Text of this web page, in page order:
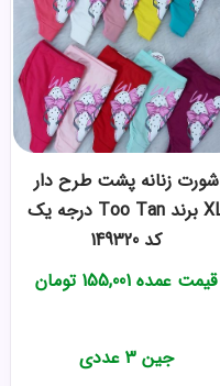
شورت زنانه پشت طرح دار
XL برند Too Tan درجه یک
کد 149320
قیمت عمده 155,001 تومان
جین 3 عددی